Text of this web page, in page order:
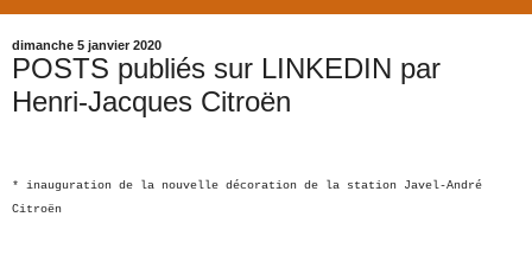
dimanche 5 janvier 2020
POSTS publiés sur LINKEDIN par
Henri-Jacques Citroën
* inauguration de la nouvelle décoration de la station Javel-André
Citroën